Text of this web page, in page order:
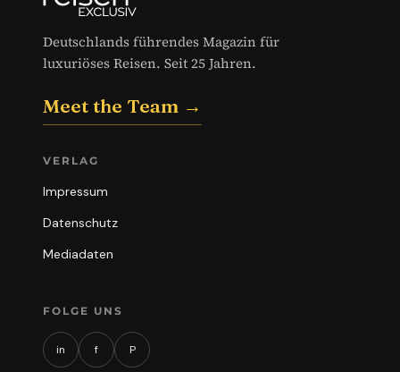
Deutschlands führendes Magazin für
luxuriöses Reisen. Seit 25 Jahren.
Meet the Team →
VERLAG
Impressum
Datenschutz
Mediadaten
FOLGE UNS
in f P